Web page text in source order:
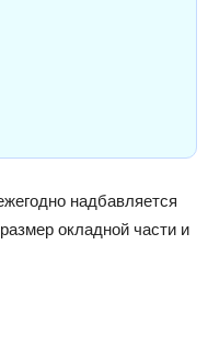
надбавляется
окладной части и